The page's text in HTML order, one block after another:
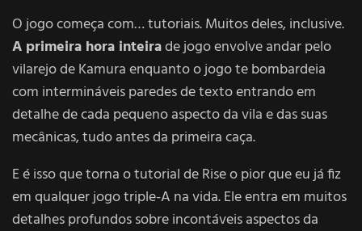
O jogo começa com… tutoriais. Muitos deles, inclusive.
A primeira hora inteirade jogo envolve andar pelo
vilarejo de Kamura enquanto o jogo te bombardeia
com intermináveis paredes de texto entrando em
detalhe de cada pequeno aspecto da vila e das suas
mecânicas, tudo antes da primeira caça.
E é isso que torna o tutorial de Rise o pior que eu já fiz
em qualquer jogo triple-A na vida. Ele entra em muitos
detalhes profundos sobre incontáveis aspectos da